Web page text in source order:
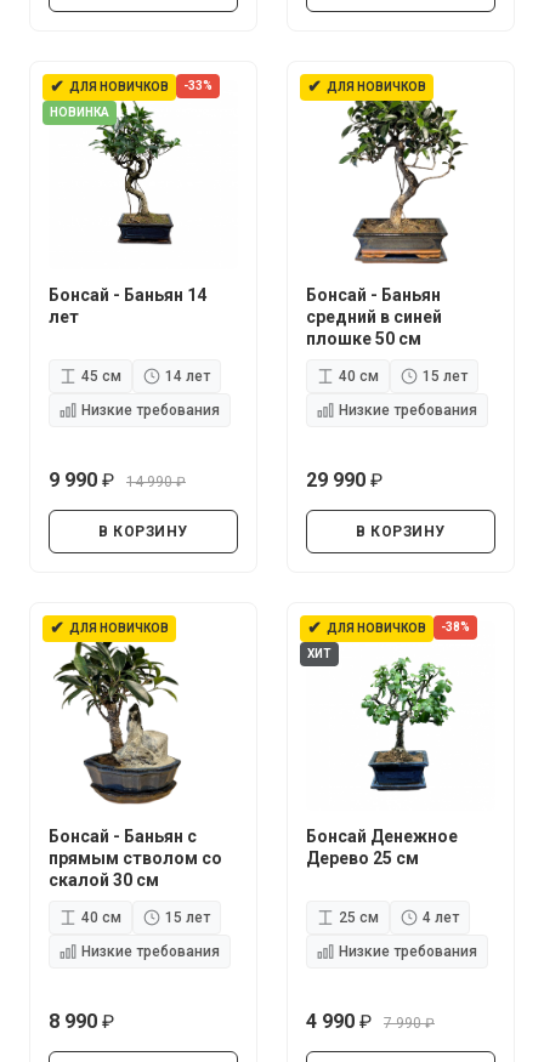
✔ ДЛЯ НОВИЧКОВ
-33%
НОВИНКА
Бонсай - Баньян 14
лет
45 см
14 лет
Низкие требования
9 990
14 990
В КОРЗИНУ
✔ ДЛЯ НОВИЧКОВ
Бонсай - Баньян
средний в синей
плошке 50 см
40 см
15 лет
Низкие требования
29 990
В КОРЗИНУ
✔ ДЛЯ НОВИЧКОВ
Бонсай - Баньян с
прямым стволом со
скалой 30 см
40 см
15 лет
Низкие требования
8 990
✔ ДЛЯ НОВИЧКОВ
-38%
ХИТ
Бонсай Денежное
Дерево 25 см
25 см
4 лет
Низкие требования
4 990
7 990